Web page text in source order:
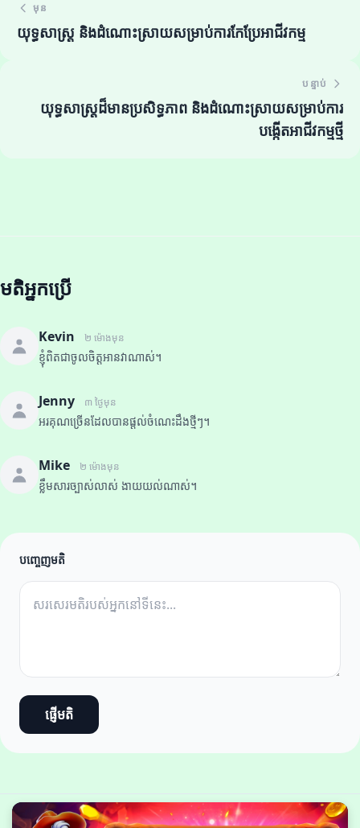
មុន
យុទ្ធសាស្ត្រ និងដំណោះស្រាយសម្រាប់ការកែប្រែអាជីវកម្ម
បន្ទាប់
យុទ្ធសាស្ត្រដ៏មានប្រសិទ្ធភាព និងដំណោះស្រាយសម្រាប់ការ
បង្កើតអាជីវកម្មថ្មី
មតិអ្នកប្រើ
Kevin ២ ម៉ោងមុន
ខ្ញុំពិតជាចូលចិត្តអានវាណាស់។
Jenny ៣ ថ្ងៃមុន
អរគុណច្រើនដែលបានផ្តល់ចំណេះដឹងថ្មីៗ។
Mike ២ ម៉ោងមុន
ខ្លឹមសារច្បាស់លាស់ ងាយយល់ណាស់។
បញ្ចេញមតិ
ផ្ញើមតិ